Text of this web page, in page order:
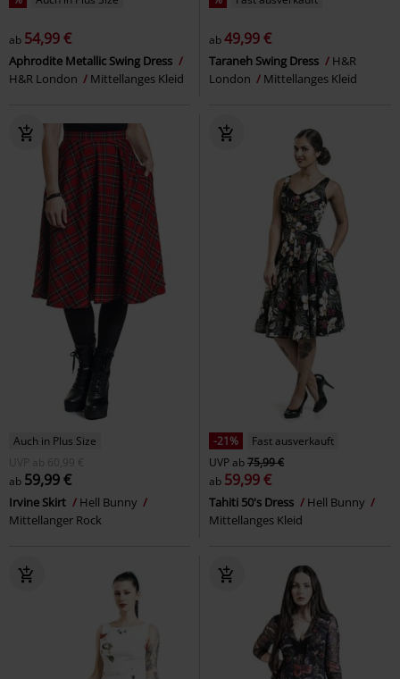
ab 54,99 €
Aphrodite Metallic Swing Dress
H&R London
Mittellanges Kleid
ab49,99 €
Taraneh Swing Dress
H&R
London
Mittellanges Kleid
Auch in Plus Size
UVP
ab 60,99 €
ab 59,99 €
Irvine Skirt
Hell Bunny
Mittellanger Rock
-21%
Fast ausverkauft
UVPab75,99 €
ab 59,99 €
Tahiti 50's Dress
Hell Bunny
Mittellanges Kleid